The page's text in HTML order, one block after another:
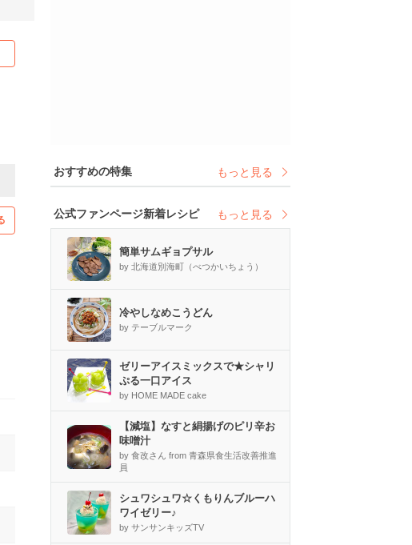
おすすめの特集 もっと見る
公式ファンページ新着レシピ もっと見る
簡単サムギョプサル
by 北海道別海町（べつかいちょう）
冷やしなめこうどん
by テーブルマーク
ゼリーアイスミックスで★シャリ
ぷる一口アイス
by HOME MADE cake
【減塩】なすと絹揚げのピリ辛お
味噌汁
by 食改さん from 青森県食生活改善推進
員
シュワシュワ☆くもりんブルーハ
ワイゼリー♪
by サンサンキッズTV